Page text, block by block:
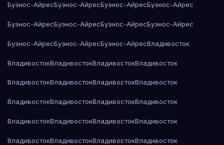
Буэнос-АйресБуэнос-АйресБуэнос-АйресБуэнос-Айрес
Буэнос-АйресБуэнос-АйресБуэнос-АйресБуэнос-Айрес
Буэнос-АйресБуэнос-АйресБуэнос-АйресВладивосток
ВладивостокВладивостокВладивостокВладивосток
ВладивостокВладивостокВладивостокВладивосток
ВладивостокВладивостокВладивостокВладивосток
ВладивостокВладивостокВладивостокВладивосток
ВладивостокВладивостокВладивостокВладивосток